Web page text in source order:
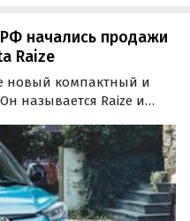
начались продажи
Raize
новый компактный и
называется Raize и
объявлений сейчас
пишут…